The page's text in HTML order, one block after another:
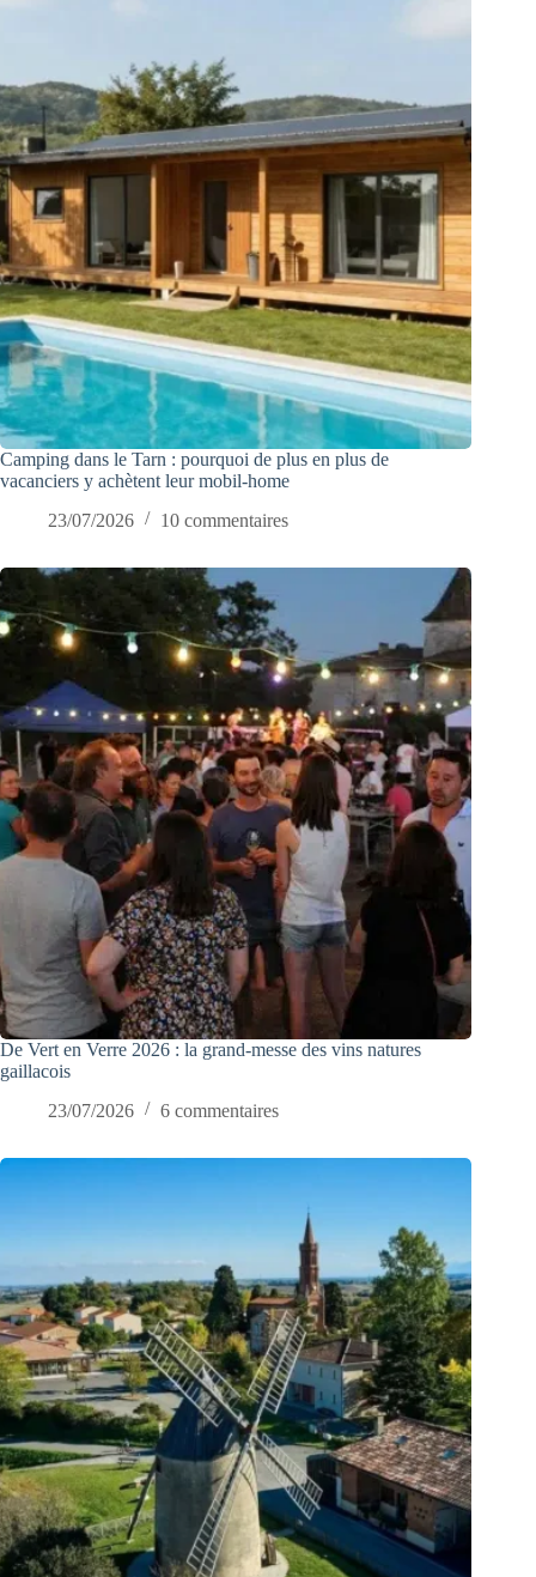
Camping dans le Tarn : pourquoi de plus en plus de
vacanciers y achètent leur mobil-home
23/07/2026
10 commentaires
De Vert en Verre 2026 : la grand-messe des vins natures
gaillacois
23/07/2026
6 commentaires